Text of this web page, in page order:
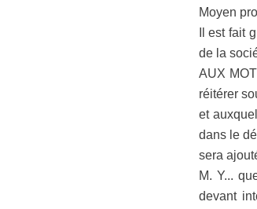
Moyen
Il est fait
de la
AUX
réitérer
et
dans le
sera
M. Y...
devant